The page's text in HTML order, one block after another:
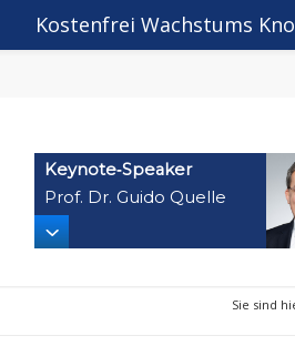
Keynote‑Speaker
Prof. Dr. Guido Quelle
Sie sind
Kostenfrei Wachstums